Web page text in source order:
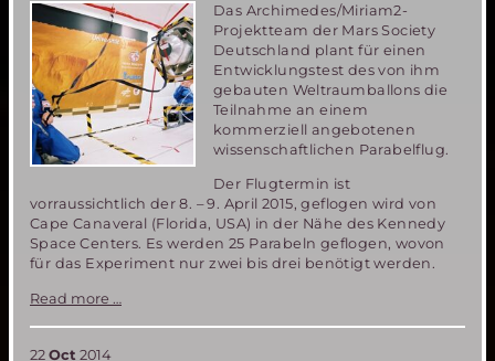
Das Archimedes/Miriam2-
Projektteam der Mars Society
Deutschland plant für einen
Entwicklungstest des von ihm
gebauten Weltraumballons die
Teilnahme an einem
kommerziell angebotenen
wissenschaftlichen Parabelflug.
Der Flugtermin ist
vorraussichtlich der 8. – 9. April 2015, geflogen wird von
Cape Canaveral (Florida, USA) in der Nähe des Kennedy
Space Centers. Es werden 25 Parabeln geflogen, wovon
für das Experiment nur zwei bis drei benötigt werden.
Read more …
22 Oct 2014